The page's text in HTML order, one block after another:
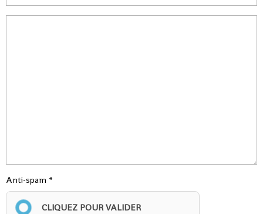
Anti-spam
CLIQUEZ POUR VALIDER